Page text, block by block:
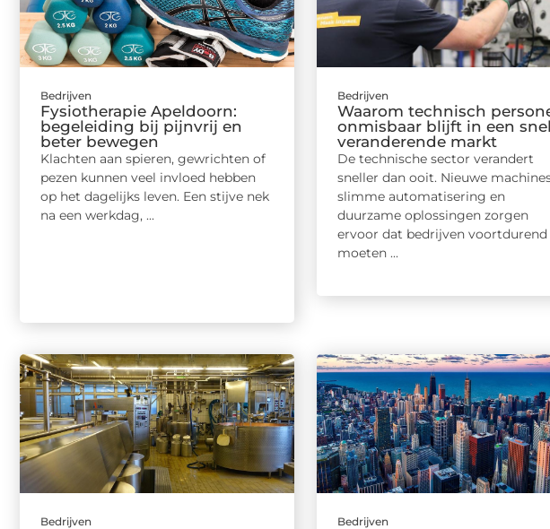
Bedrijven
Fysiotherapie Apeldoorn:
begeleiding bij pijnvrij en
beter bewegen
Klachten aan spieren, gewrichten of
pezen kunnen veel invloed hebben
op het dagelijks leven. Een stijve nek
na een werkdag, ...
Bedrijven
Waarom technisch
onmisbaar blijft in een snel
veranderende markt
De technische sector verandert
sneller dan ooit. Nieuwe
slimme automatisering en
duurzame oplossingen zorgen
ervoor dat bedrijven voortdurend
moeten ...
Bedrijven Bedrijven